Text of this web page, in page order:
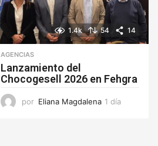
1.4k 54 14
AGENCIAS
Lanzamiento del
Chocogesell 2026 en Fehgra
por Eliana Magdalena 1 día